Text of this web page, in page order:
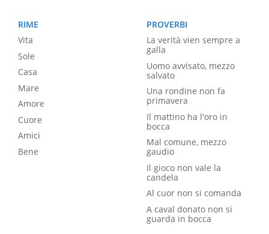
RIME
Vita
Sole
Casa
Mare
Amore
Cuore
Amici
Bene
PROVERBI
La verità vien sempre a
galla
Uomo avvisato, mezzo
salvato
Una rondine non fa
primavera
Il mattino ha l'oro in
bocca
Mal comune, mezzo
gaudio
Il gioco non vale la
candela
Al cuor non si comanda
A caval donato non si
guarda in bocca